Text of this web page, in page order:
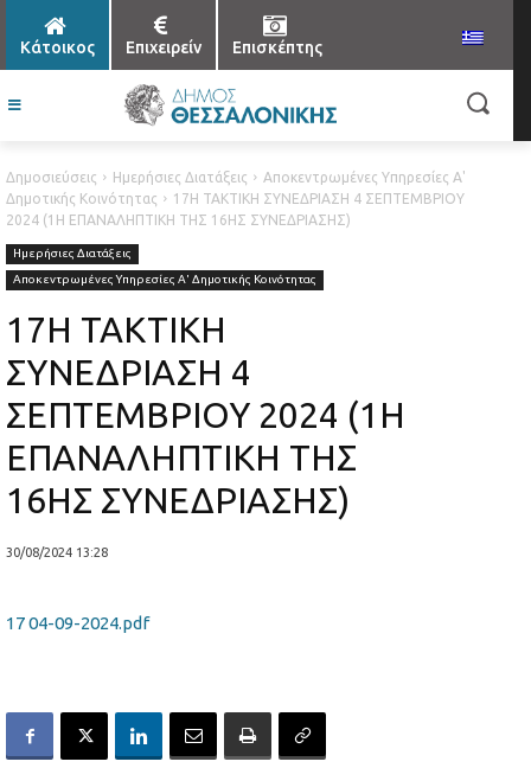
Κάτοικος Επιχειρείν Επισκέπτης
Δημοσιεύσεις Ημερήσιες Διατάξεις
Αποκεντρωμένες Υπηρεσίες Α'
Δημοτικής Κοινότητας
17Η ΤΑΚΤΙΚΗ ΣΥΝΕΔΡΙΑΣΗ 4 ΣΕΠΤΕΜΒΡΙΟΥ
2024 (1Η ΕΠΑΝΑΛΗΠΤΙΚΗ ΤΗΣ 16ΗΣ ΣΥΝΕΔΡΙΑΣΗΣ)
Ημερήσιες Διατάξεις
Αποκεντρωμένες Υπηρεσίες Α' Δημοτικής Κοινότητας
17Η ΤΑΚΤΙΚΗ
ΣΥΝΕΔΡΙΑΣΗ 4
ΣΕΠΤΕΜΒΡΙΟΥ 2024 (1Η
ΕΠΑΝΑΛΗΠΤΙΚΗ ΤΗΣ
16ΗΣ ΣΥΝΕΔΡΙΑΣΗΣ)
30/08/2024 13:28
17 04-09-2024.pdf